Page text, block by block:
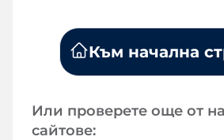
Към начална
Или проверете още от
сайтове: